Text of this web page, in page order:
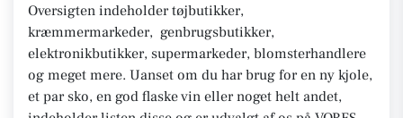
Oversigten indeholder tøjbutikker,
kræmmermarkeder, genbrugsbutikker,
elektronikbutikker, supermarkeder, blomsterhandlere
og meget mere. Uanset om du har brug for en ny kjole,
et par sko, en god flaske vin eller noget helt andet,